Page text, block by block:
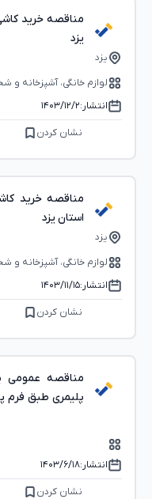
مناقصه خرید
یزد
یزد
لوازم خانگی، آشپزخانه و
انتشار:۱۴۰۳/۱۲/۲
نشان کردن
مناقصه خرید
استان یزد
یزد
لوازم خانگی، آشپزخانه و
انتشار:۱۴۰۳/۱۱/۱۵
نشان کردن
مناقصه عمومی
انتشار:۱۴۰۳/۶/۱۸
نشان کردن